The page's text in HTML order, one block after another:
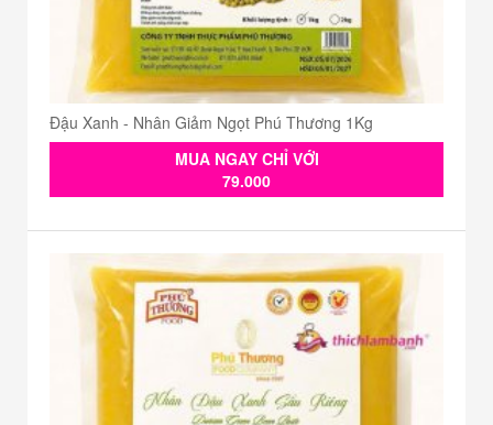
Đậu Xanh - Nhân Giảm Ngọt Phú Thương 1Kg
MUA NGAY CHỈ VỚI
79.000